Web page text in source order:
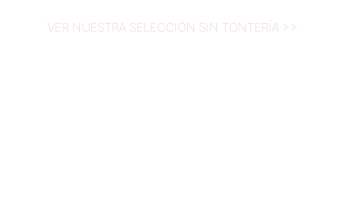
VER NUESTRA SELECCIÓN SIN TONTERÍA >>